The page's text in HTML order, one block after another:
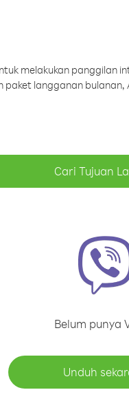
melakukan panggilan
langganan
Cari Tujuan
Belum punya
Unduh